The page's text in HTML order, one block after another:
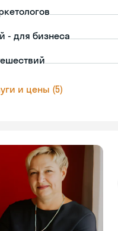
- для бизнеса
и цены (5)